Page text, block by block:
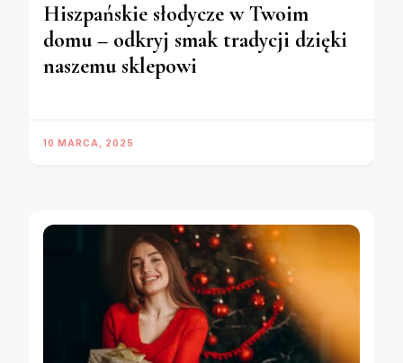
Hiszpańskie słodycze w Twoim
domu – odkryj smak tradycji dzięki
naszemu sklepowi
10 MARCA, 2025